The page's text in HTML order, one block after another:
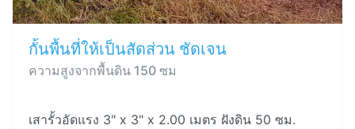
กั้นพื้นที่ให้เป็นสัดส่วน ชัดเจน
ความสูงจากพื้นดิน 150 ซม
เสารั้วอัดแรง 3" x 3" x 2.00 เมตร ฝังดิน 50 ซม.